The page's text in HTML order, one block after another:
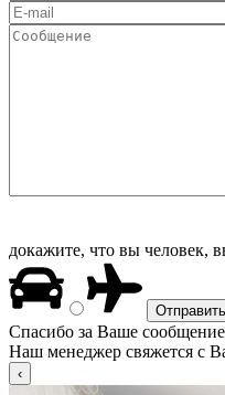
докажите, что вы человек,
Спасибо за Ваше
Наш менеджер свяжется с